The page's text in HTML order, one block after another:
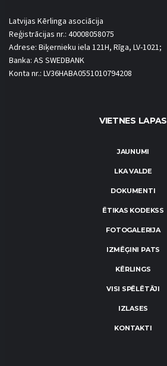
Latvijas Kērlinga asociācija
Reģistrācijas nr.: 40008058075
Adrese: Biķernieku iela 121H, Rīga, LV-1021;
Banka: AS SWEDBANK
Konta nr.: LV36HABA0551010794208
VIETNES LAPAS
JAUNUMI
LKA VALDE
DOKUMENTI
ĒTIKAS KODEKSS
FOTOGALERIJA
IZMĒĢINI PATS
KĒRLINGS
VISI SPĒLĒTĀJI
IZLASES
KONTAKTI